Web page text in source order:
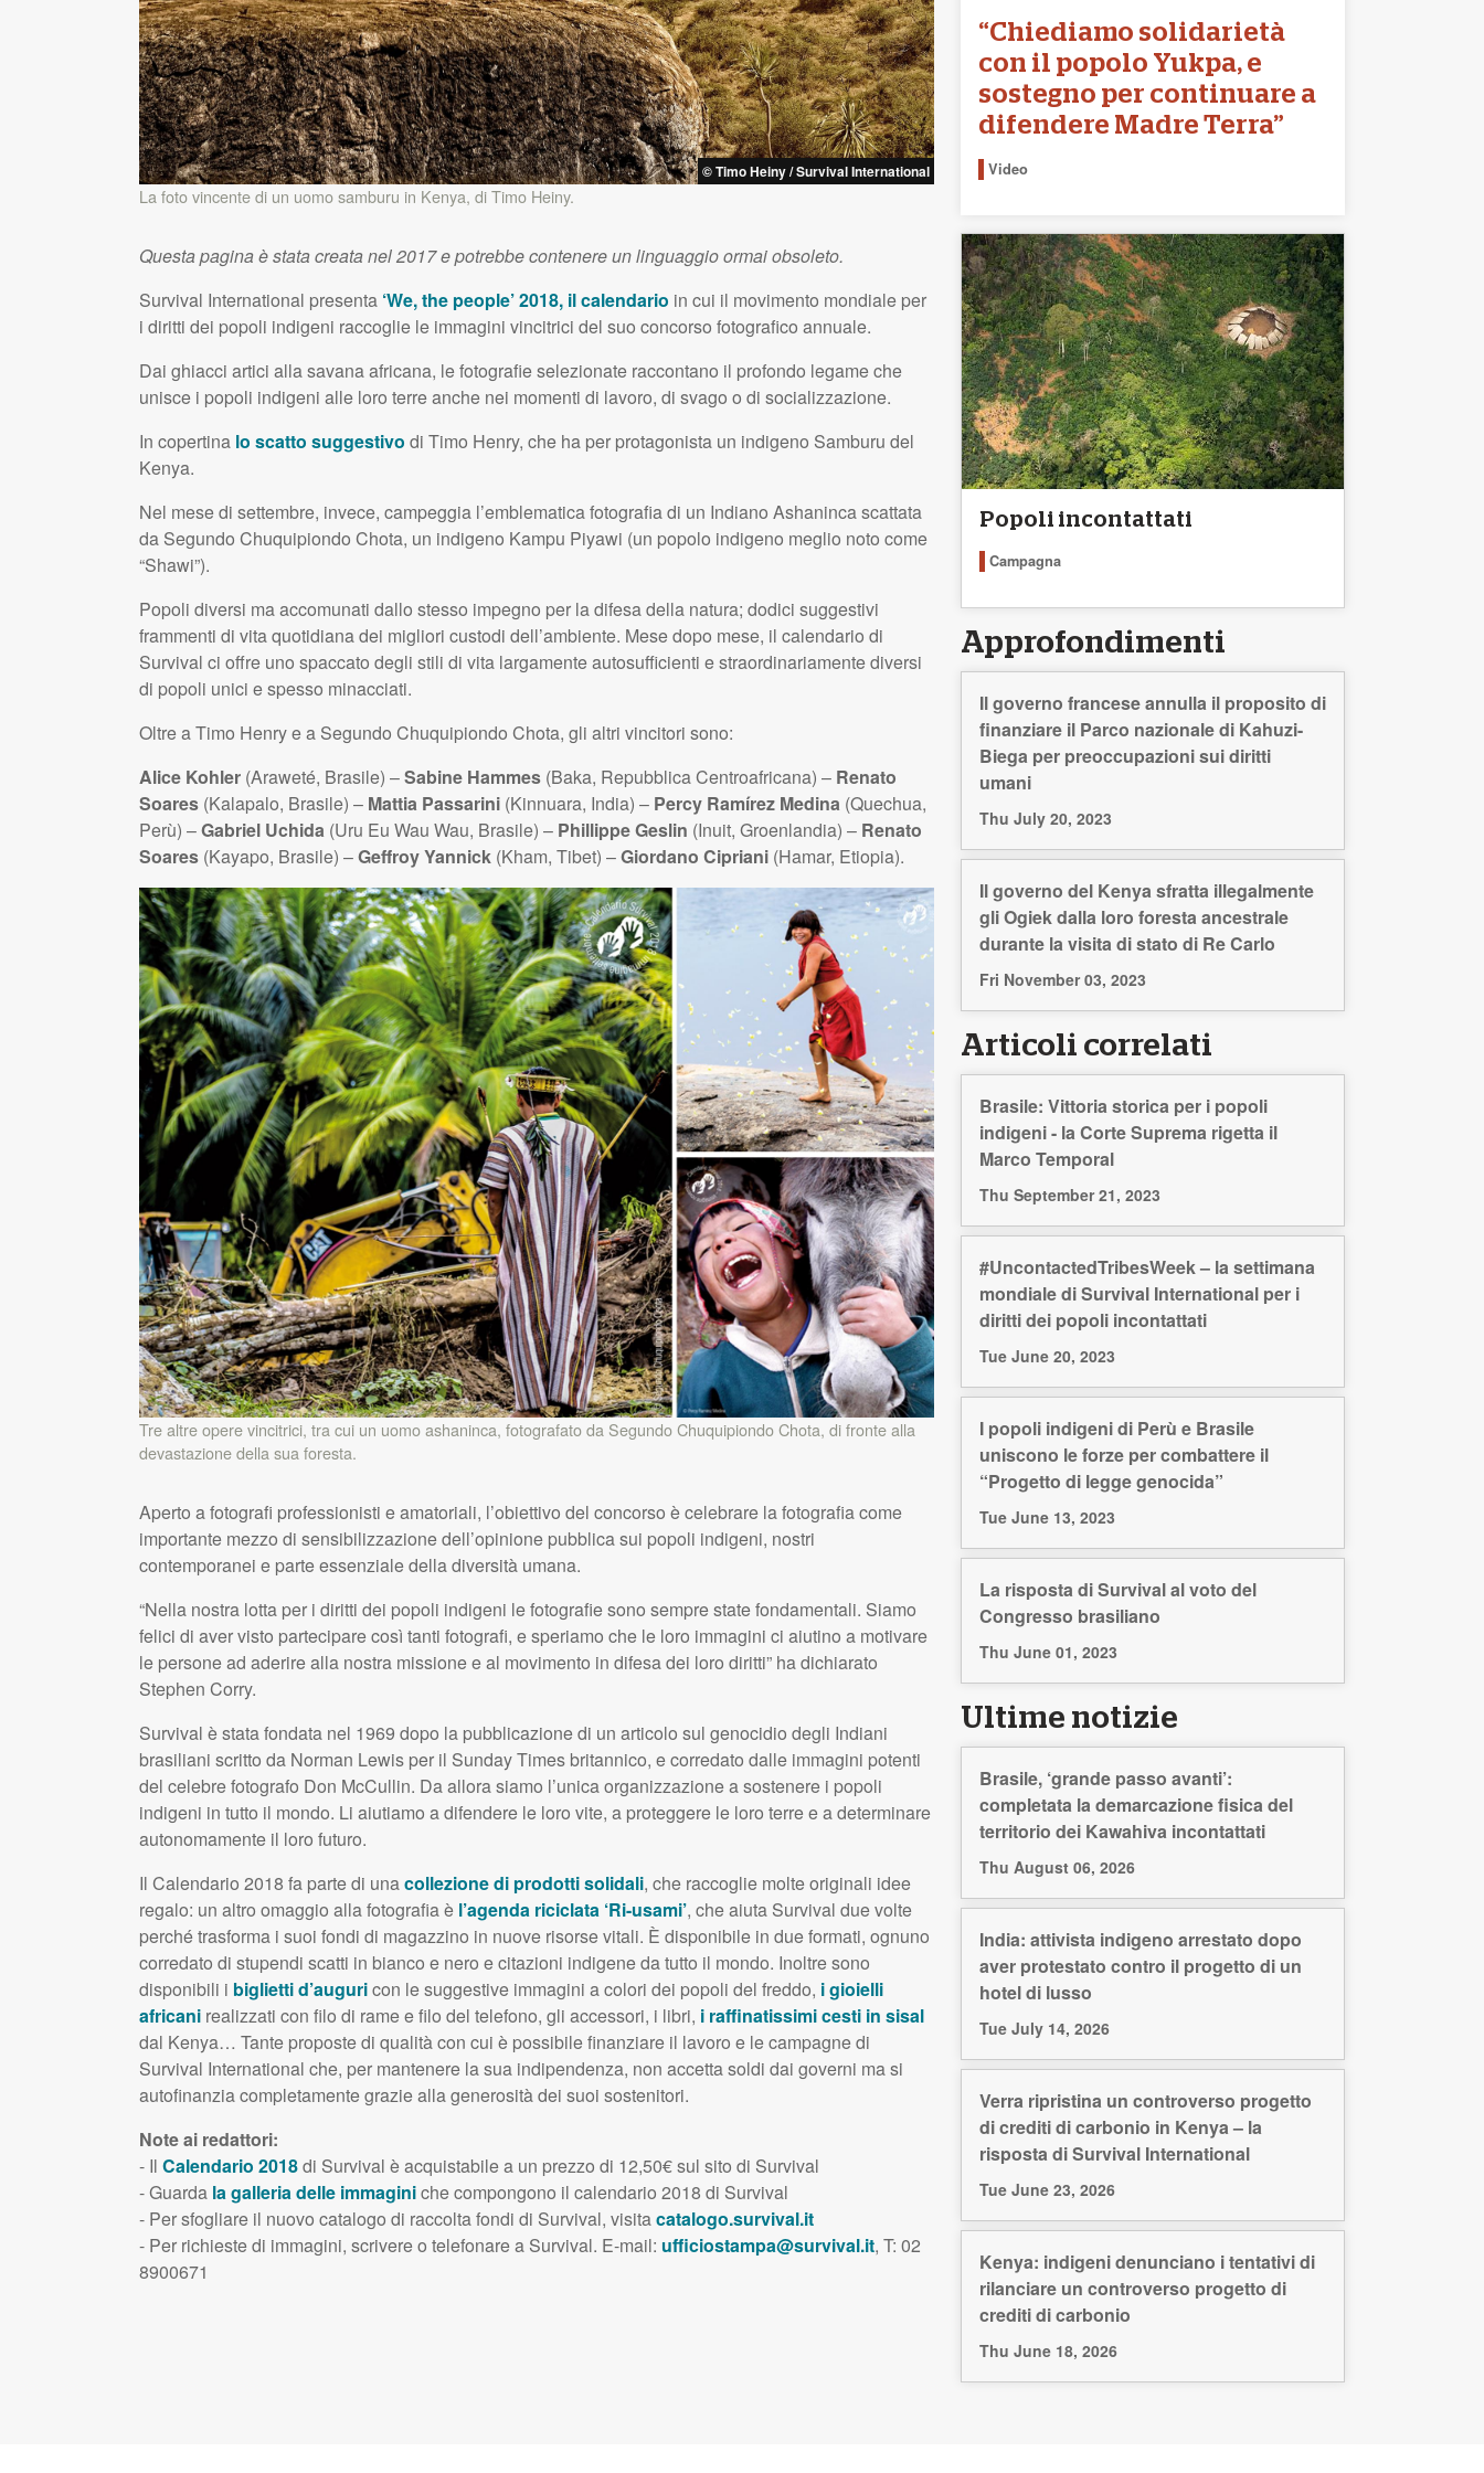
© Timo Heiny / Survival International
La foto vincente di un uomo samburu in Kenya, di Timo Heiny.
Questa pagina è stata creata nel 2017 e potrebbe contenere un linguaggio ormai obsoleto.
Survival International presenta ‘We, the people’ 2018, il calendario in cui il movimento mondiale per
i diritti dei popoli indigeni raccoglie le immagini vincitrici del suo concorso fotografico annuale.
Dai ghiacci artici alla savana africana, le fotografie selezionate raccontano il profondo legame che
unisce i popoli indigeni alle loro terre anche nei momenti di lavoro, di svago o di socializzazione.
In copertina lo scatto suggestivo di Timo Henry, che ha per protagonista un indigeno Samburu del
Kenya.
Nel mese di settembre, invece, campeggia l’emblematica fotografia di un Indiano Ashaninca scattata
da Segundo Chuquipiondo Chota, un indigeno Kampu Piyawi (un popolo indigeno meglio noto come
“Shawi”).
Popoli diversi ma accomunati dallo stesso impegno per la difesa della natura; dodici suggestivi
frammenti di vita quotidiana dei migliori custodi dell’ambiente. Mese dopo mese, il calendario di
Survival ci offre uno spaccato degli stili di vita largamente autosufficienti e straordinariamente diversi
di popoli unici e spesso minacciati.
Oltre a Timo Henry e a Segundo Chuquipiondo Chota, gli altri vincitori sono:
Alice Kohler(Araweté, Brasile) –Sabine Hammes(Baka, Repubblica Centroafricana) – Renato
Soares(Kalapalo, Brasile) – Mattia Passarini(Kinnuara, India) – Percy Ramírez Medina(Quechua,
Perù) –Gabriel Uchida(Uru Eu Wau Wau, Brasile) – Phillippe Geslin (Inuit, Groenlandia) – Renato
Soares(Kayapo, Brasile) –Geffroy Yannick(Kham, Tibet) –Giordano Cipriani(Hamar, Etiopia).
Tre altre opere vincitrici, tra cui un uomo ashaninca, fotografato da Segundo Chuquipiondo Chota, di fronte alla
devastazione della sua foresta.
Aperto a fotografi professionisti e amatoriali, l’obiettivo del concorso è celebrare la fotografia come
importante mezzo di sensibilizzazione dell’opinione pubblica sui popoli indigeni, nostri
contemporanei e parte essenziale della diversità umana.
“Nella nostra lotta per i diritti dei popoli indigeni le fotografie sono sempre state fondamentali. Siamo
felici di aver visto partecipare così tanti fotografi, e speriamo che le loro immagini ci aiutino a motivare
le persone ad aderire alla nostra missione e al movimento in difesa dei loro diritti” ha dichiarato
Stephen Corry.
Survival è stata fondata nel 1969 dopo la pubblicazione di un articolo sul genocidio degli Indiani
brasiliani scritto da Norman Lewis per il Sunday Times britannico, e corredato dalle immagini potenti
del celebre fotografo Don McCullin. Da allora siamo l’unica organizzazione a sostenere i popoli
indigeni in tutto il mondo. Li aiutiamo a difendere le loro vite, a proteggere le loro terre e a determinare
autonomamente il loro futuro.
Il Calendario 2018 fa parte di unacollezione di prodotti solidali, che raccoglie molte originali idee
regalo: un altro omaggio alla fotografia è l’agenda riciclata ‘Ri-usami’, che aiuta Survival due volte
perché trasforma i suoi fondi di magazzino in nuove risorse vitali. È disponibile in due formati, ognuno
corredato di stupendi scatti in bianco e nero e citazioni indigene da tutto il mondo. Inoltre sono
disponibili i biglietti d’auguricon le suggestive immagini a colori dei popoli del freddo, i gioielli
africanirealizzati con filo di rame e filo del telefono, gli accessori, i libri, i raffinatissimi cesti in sisal
dal Kenya… Tante proposte di qualità con cui è possibile finanziare il lavoro e le campagne di
Survival International che, per mantenere la sua indipendenza, non accetta soldi dai governi ma si
autofinanzia completamente grazie alla generosità dei suoi sostenitori.
Note ai redattori:
- Il Calendario 2018di Survival è acquistabile a un prezzo di 12,50€ sul sito di Survival
- Guarda la galleria delle immaginiche compongono il calendario 2018 di Survival
- Per sfogliare il nuovo catalogo di raccolta fondi di Survival, visitacatalogo.survival.it
- Per richieste di immagini, scrivere o telefonare a Survival. E-mail: ufficiostampa@survival.it, T: 02
8900671
“Chiediamo solidarietà
con il popolo Yukpa, e
sostegno per continuare a
difendere Madre Terra”
Video
Popoli incontattati
Campagna
Approfondimenti
Il governo francese annulla il proposito di
finanziare il Parco nazionale di Kahuzi-
Biega per preoccupazioni sui diritti
umani
Thu July 20, 2023
Il governo del Kenya sfratta illegalmente
gli Ogiek dalla loro foresta ancestrale
durante la visita di stato di Re Carlo
Fri November 03, 2023
Articoli correlati
Brasile: Vittoria storica per i popoli
indigeni - la Corte Suprema rigetta il
Marco Temporal
Thu September 21, 2023
#UncontactedTribesWeek – la settimana
mondiale di Survival International per i
diritti dei popoli incontattati
Tue June 20, 2023
I popoli indigeni di Perù e Brasile
uniscono le forze per combattere il
“Progetto di legge genocida”
Tue June 13, 2023
La risposta di Survival al voto del
Congresso brasiliano
Thu June 01, 2023
Ultime notizie
Brasile, ‘grande passo avanti’:
completata la demarcazione fisica del
territorio dei Kawahiva incontattati
Thu August 06, 2026
India: attivista indigeno arrestato dopo
aver protestato contro il progetto di un
hotel di lusso
Tue July 14, 2026
Verra ripristina un controverso progetto
di crediti di carbonio in Kenya – la
risposta di Survival International
Tue June 23, 2026
Kenya: indigeni denunciano i tentativi di
rilanciare un controverso progetto di
crediti di carbonio
Thu June 18, 2026